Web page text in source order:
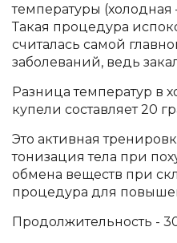
температуры (холодная
Такая процедура
считалась самой
заболеваний, ведь
Разница температур в
купели составляет 20
Это активная
тонизация тела при
обмена веществ при
процедура для
Продолжительность -